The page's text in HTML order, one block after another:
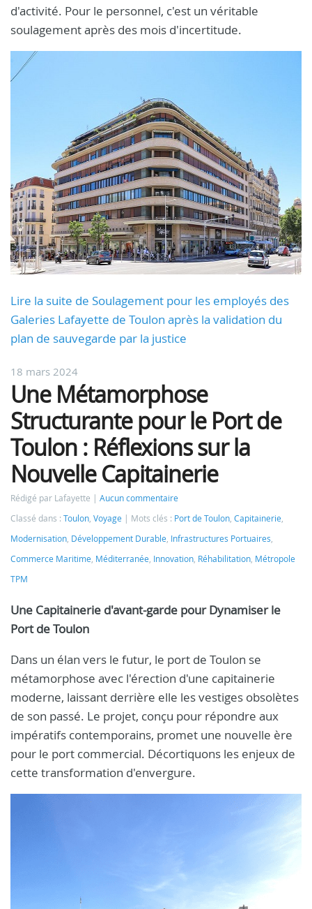
d'activité. Pour le personnel, c'est un véritable
soulagement après des mois d'incertitude.
Lire la suite de Soulagement pour les employés des
Galeries Lafayette de Toulon après la validation du
plan de sauvegarde par la justice
18 mars 2024
Une Métamorphose
Structurante pour le Port de
Toulon : Réflexions sur la
Nouvelle Capitainerie
Rédigé par Lafayette
Aucun commentaire
Classé dans : Toulon, Voyage Mots clés : Port de Toulon, Capitainerie,
Modernisation, Développement Durable, Infrastructures Portuaires,
Commerce Maritime, Méditerranée, Innovation, Réhabilitation, Métropole
TPM
Une Capitainerie d'avant-garde pour Dynamiser le
Port de Toulon
Dans un élan vers le futur, le port de Toulon se
métamorphose avec l'érection d'une capitainerie
moderne, laissant derrière elle les vestiges obsolètes
de son passé. Le projet, conçu pour répondre aux
impératifs contemporains, promet une nouvelle ère
pour le port commercial. Décortiquons les enjeux de
cette transformation d'envergure.